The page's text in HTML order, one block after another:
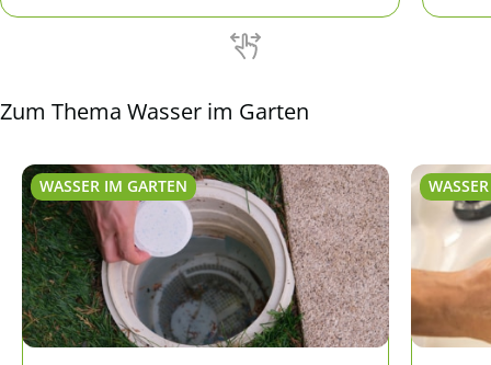
den Komfort Ihres Pools zu steigern.
Zum Thema Wasser im Garten
WASSER IM GARTEN